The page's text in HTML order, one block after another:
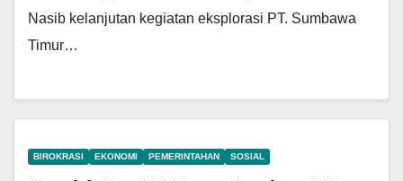
Nasib kelanjutan kegiatan eksplorasi PT. Sumbawa
Timur…
BIROKRASI EKONOMI PEMERINTAHAN SOSIAL